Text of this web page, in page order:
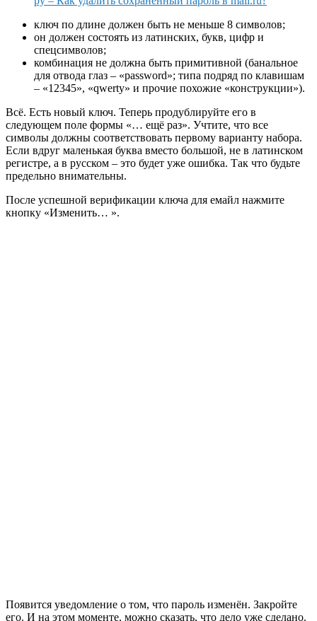
ключ по длине должен быть не меньше 8 символов;
он должен состоять из латинских, букв, цифр и
спецсимволов;
комбинация не должна быть примитивной (банальное
для отвода глаз – «password»; типа подряд по клавишам
– «12345», «qwerty» и прочие похожие «конструкции»).
Всё. Есть новый ключ. Теперь продублируйте его в
следующем поле формы «… ещё раз». Учтите, что все
символы должны соответствовать первому варианту набора.
Если вдруг маленькая буква вместо большой, не в латинском
регистре, а в русском – это будет уже ошибка. Так что будьте
предельно внимательны.
После успешной верификации ключа для емайл нажмите
кнопку «Изменить… ».
Появится уведомление о том, что пароль изменён. Закройте
его. И на этом моменте, можно сказать, что дело уже сделано.